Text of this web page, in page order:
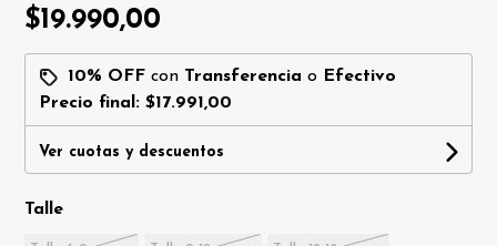
$19.990,00
10% OFF con Transferencia o Efectivo
Precio final:$17.991,00
Ver cuotas y descuentos
Talle